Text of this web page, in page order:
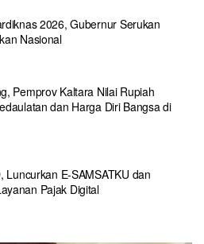
2026, Gubernur Serukan
Nasional
Pemprov Kaltara Nilai Rupiah
dan Harga Diri Bangsa di
Luncurkan E-SAMSATKU dan
Pajak Digital